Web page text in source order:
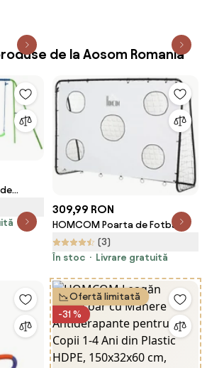
de la Aosom Romania
și 2
309,99 RON
HOMCOM Poarta de Fotbal
pentru Adulti Copii Plasa din PE,
din Metal si Oxford, Alb si
Romania
(3)
În stoc
Livrare gratuită
Ofertă limitată
-31 %